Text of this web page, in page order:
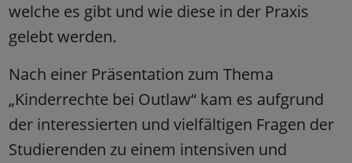
welche es gibt und wie diese in der Praxis
gelebt werden.
Nach einer Präsentation zum Thema
„Kinderrechte bei Outlaw“ kam es aufgrund
der interessierten und vielfältigen Fragen der
Studierenden zu einem intensiven und